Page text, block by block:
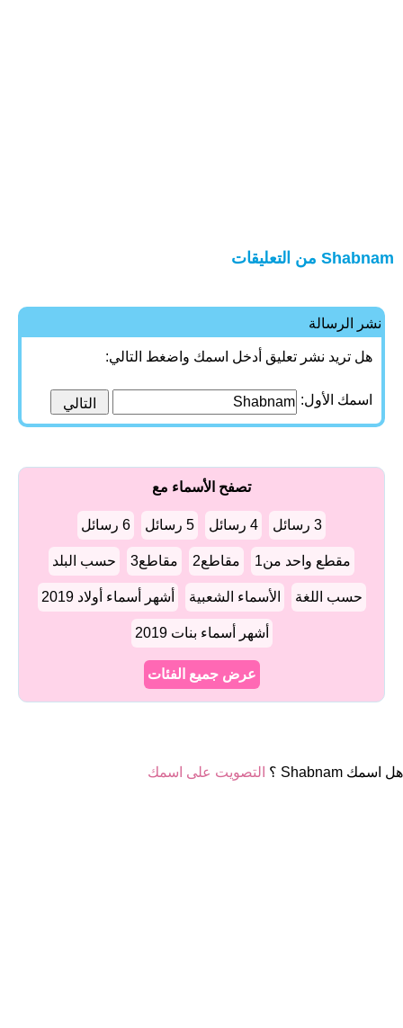
Shabnam من التعليقات
نشر الرسالة
هل تريد نشر تعليق أدخل اسمك واضغط التالي:
اسمك الأول:
تصفح الأسماء مع
3 رسائل 4 رسائل 5 رسائل 6 رسائل
مقطع واحد من1 مقاطع2 مقاطع3 حسب البلد
حسب اللغة الأسماء الشعبية أشهر أسماء أولاد 2019
أشهر أسماء بنات 2019
عرض جميع الفئات
هل اسمك Shabnam ؟ التصويت على اسمك